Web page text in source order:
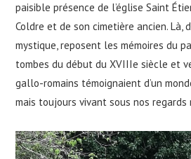
paisible présence de l’église Saint
Coldre et de son cimetière ancien. Là,
mystique, reposent les mémoires du
tombes du début du XVIIIe siècle et
gallo-romains témoignaient d’un
mais toujours vivant sous nos regards